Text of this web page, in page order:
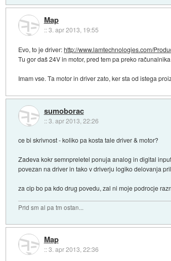
Map
::3. apr 2013, 19:55
Evo, to je driver:http://www.lamtechnologies.com/
Tu gor daš 24V in motor, pred tem pa preko
Imam vse. Ta motor in driver zato, ker sta od istega
sumoborac
::3. apr 2013, 22:26
ce bi skrivnost - koliko pa kosta tale driver & motor?
Zadeva kokr semnpreletel ponuja analog in digital
povezan na driver in tako v driverju logiko delovanja
za cip bo pa kdo drug povedu, zal ni moje podrocje
Prid sm al pa tm ostan...
Map
::3. apr 2013, 22:36